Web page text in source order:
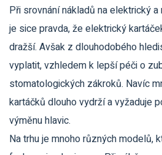
Při srovnání nákladů na elektrický
je sice pravda, že elektrický
dražší. Avšak z dlouhodobého
vyplatit, vzhledem k lepší péči o
stomatologických zákroků. Navíc
kartáčků dlouho vydrží a vyžaduje
výměnu hlavic.
Na trhu je mnoho různých modelů,